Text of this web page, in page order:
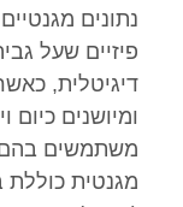
נתונים
פיזיים שעל
דיגיטלית,
ומיושנים כיום
משתמשים בהם
מגנטית כוללת